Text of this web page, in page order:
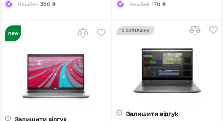
Кешбек 360 ₴ Кешбек 170 ₴
Залишити відгук
% СУПЕРЦІНА
Залишити відгук